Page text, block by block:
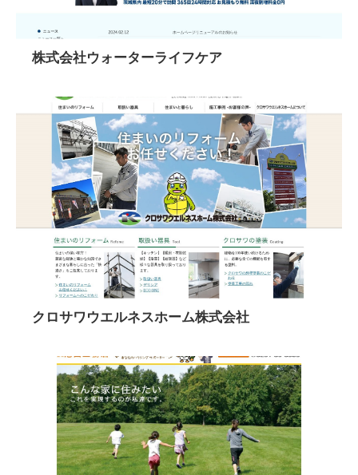
株式会社ウォーターライフケア
クロサワウエルネスホーム株式会社